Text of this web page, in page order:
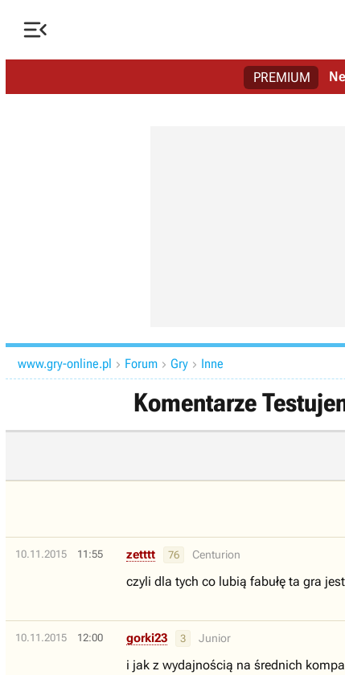

PREMIUM
www.gry-online.pl  Forum  Gry  Inne
Komentarze
10.11.2015 11:55 zetttt 76 Centurion
czyli dla tych co lubią fabułę ta gra
10.11.2015 12:00 gorki23 3 Junior
i jak z wydajnością na średnich